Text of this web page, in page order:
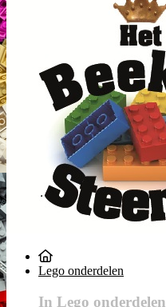
Lego onderdelen
In Lego onderdelen